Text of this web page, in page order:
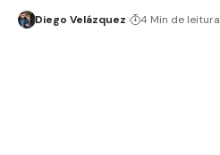
Diego Velázquez 4 Min de leitura